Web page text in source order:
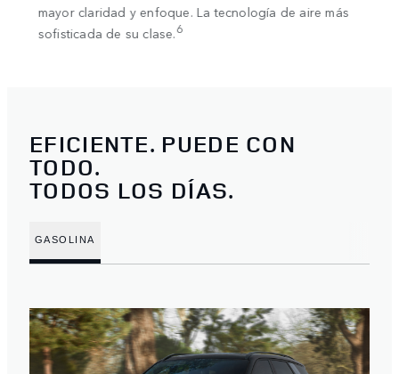
mayor claridad y enfoque. La tecnología de aire más
sofisticada de su clase.6
EFICIENTE. PUEDE CON
TODO.
TODOS LOS DÍAS.
GASOLINA